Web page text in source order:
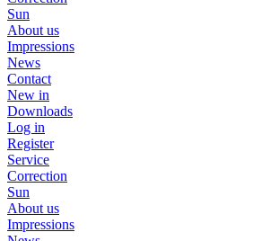
Sun
About us
Impressions
News
Contact
New in
Downloads
Log in
Register
Service
Correction
Sun
About us
Impressions